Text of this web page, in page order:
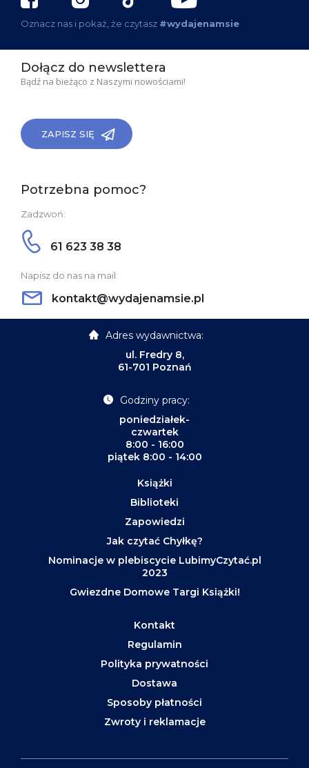
Oznacz nas i pokaż, że czytasz #wydajenamsie
Dołącz do newslettera
Bądź na bieżąco z Naszymi nowościami!
ZAPISZ SIĘ
Potrzebna pomoc?
Zadzwoń:
61 623 38 38
Napisz do nas na mail:
kontakt@wydajenamsie.pl
Adres wydawnictwa:
ul. Fredry 8,
61-701 Poznań
Godziny pracy:
poniedziałek-
czwartek
8:00 - 16:00
piątek 8:00 - 14:00
Książki
Biblioteki
Zapowiedzi
Jak czytać Chyłkę?
Nominacje w plebiscycie LubimyCzytać.pl
2023
Gwiezdne Domowe Targi Książki!
Kontakt
Regulamin
Polityka prywatności
Dostawa
Sposoby płatności
Zwroty i reklamacje